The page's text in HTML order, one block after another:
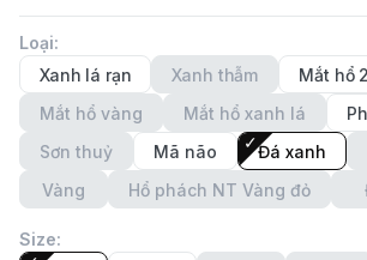
Loại:
Xanh lá rạn
Xanh thẫm
Mắt hổ
Mắt hổ vàng
Mắt hổ xanh lá
Sơn thuỷ
Mã não Đá xanh
Vàng
Hổ phách NT Vàng đỏ
Size: